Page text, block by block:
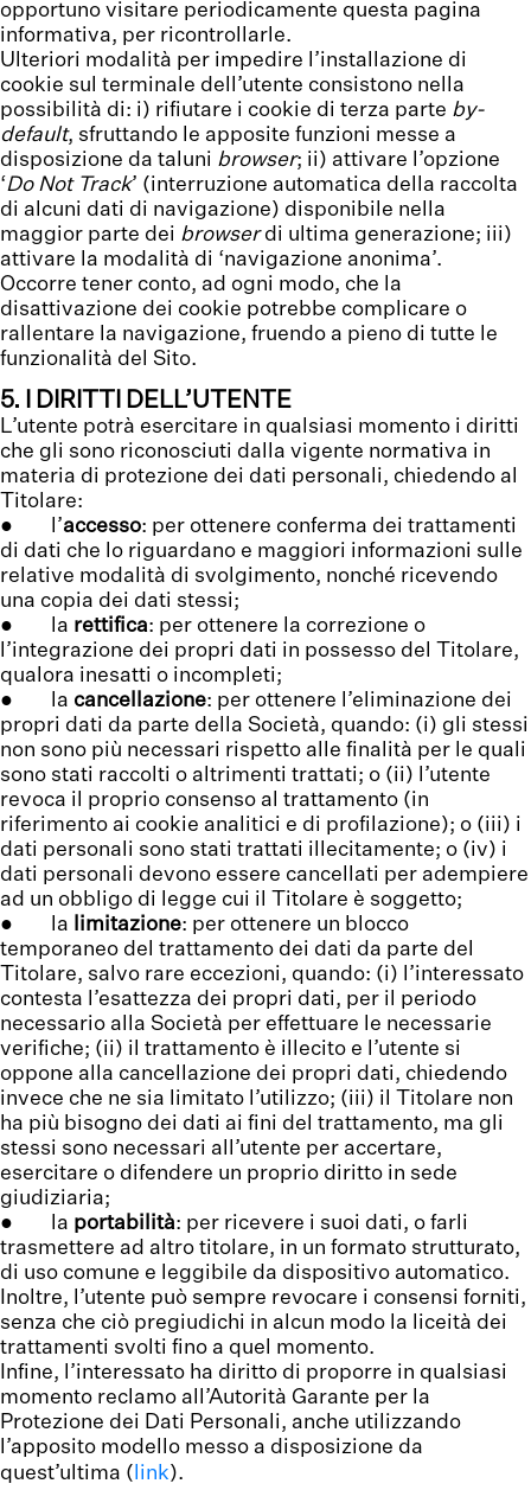
opportuno visitare periodicamente questa pagina
informativa, per ricontrollarle.
Ulteriori modalità per impedire l’installazione di
cookie sul terminale dell’utente consistono nella
possibilità di: i) rifiutare i cookie di terza parte by-
default, sfruttando le apposite funzioni messe a
disposizione da taluni browser; ii) attivare l’opzione
‘Do Not Track’ (interruzione automatica della raccolta
di alcuni dati di navigazione) disponibile nella
maggior parte dei browserdi ultima generazione; iii)
attivare la modalità di ‘navigazione anonima’.
Occorre tener conto, ad ogni modo, che la
disattivazione dei cookie potrebbe complicare o
rallentare la navigazione, fruendo a pieno di tutte le
funzionalità del Sito.
5. I DIRITTI DELL’UTENTE
L’utente potrà esercitare in qualsiasi momento i diritti
che gli sono riconosciuti dalla vigente normativa in
materia di protezione dei dati personali, chiedendo al
Titolare:
● l’accesso: per ottenere conferma dei trattamenti
di dati che lo riguardano e maggiori informazioni sulle
relative modalità di svolgimento, nonché ricevendo
una copia dei dati stessi;
● la rettifica: per ottenere la correzione o
l’integrazione dei propri dati in possesso del Titolare,
qualora inesatti o incompleti;
● la cancellazione: per ottenere l’eliminazione dei
propri dati da parte della Società, quando: (i) gli stessi
non sono più necessari rispetto alle finalità per le quali
sono stati raccolti o altrimenti trattati; o (ii) l’utente
revoca il proprio consenso al trattamento (in
riferimento ai cookie analitici e di profilazione); o (iii) i
dati personali sono stati trattati illecitamente; o (iv) i
dati personali devono essere cancellati per adempiere
ad un obbligo di legge cui il Titolare è soggetto;
● la
limitazione: per ottenere un blocco
temporaneo del trattamento dei dati da parte del
Titolare, salvo rare eccezioni, quando: (i) l’interessato
contesta l’esattezza dei propri dati, per il periodo
necessario alla Società per effettuare le necessarie
verifiche; (ii) il trattamento è illecito e l’utente si
oppone alla cancellazione dei propri dati, chiedendo
invece che ne sia limitato l’utilizzo; (iii) il Titolare non
ha più bisogno dei dati ai fini del trattamento, ma gli
stessi sono necessari all’utente per accertare,
esercitare o difendere un proprio diritto in sede
giudiziaria;
● la portabilità: per ricevere i suoi dati, o farli
trasmettere ad altro titolare, in un formato strutturato,
di uso comune e leggibile da dispositivo automatico.
Inoltre, l’utente può sempre revocare i consensi forniti,
senza che ciò pregiudichi in alcun modo la liceità dei
trattamenti svolti fino a quel momento.
Infine, l’interessato ha diritto di proporre in qualsiasi
momento reclamo all’Autorità Garante per la
Protezione dei Dati Personali, anche utilizzando
l’apposito modello messo a disposizione da
quest’ultima ( link).